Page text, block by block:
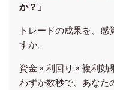
か？」
トレードの成果を、感
すか。
資金 × 利回り × 複利効
わずか数秒で、あなた